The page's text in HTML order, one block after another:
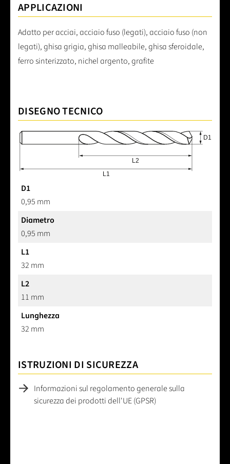
APPLICAZIONI
Adatto per acciai, acciaio fuso (legati), acciaio fuso (non
legati), ghisa grigia, ghisa malleabile, ghisa sferoidale,
ferro sinterizzato, nichel argento, grafite
DISEGNO TECNICO
D1
0,95 mm
Diametro
0,95 mm
L1
32 mm
L2
11 mm
Lunghezza
32 mm
ISTRUZIONI DI SICUREZZA
Informazioni sul regolamento generale sulla
sicurezza dei prodotti dell'UE (GPSR)